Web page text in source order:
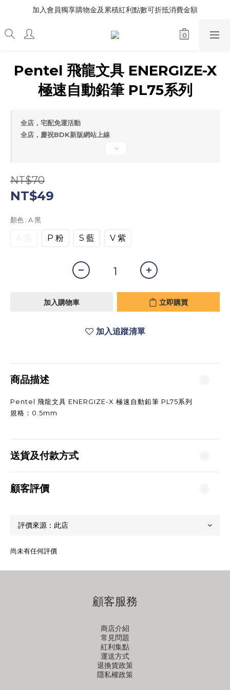
加入會員獨享購物金及累積紅利點數可折抵消費金額
Pentel 飛龍文具 ENERGIZE-X
極速自動鉛筆 PL75系列
全店，宅配免運活動
全店，慶祝BDK新版網站上線
NT$70
NT$49
顏色 : A 黑
P 粉 S 藍 V 紫
加入購物車 立即購買
加入追蹤清單
商品描述
Pentel 飛龍文具 ENERGIZE-X 極速自動鉛筆 PL75系列
規格：0.5mm
送貨及付款方式
顧客評價
尚未有任何評價
顧客服務
商店介紹
常見問題
紅利集點
運送方式
退換貨政策
隱私權政策